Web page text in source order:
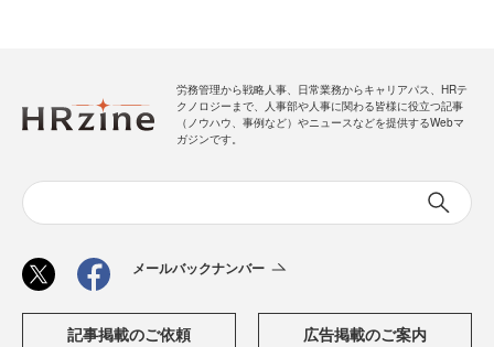
労務管理から戦略人事、日常業務からキャリアパス、HRテ
クノロジーまで、人事部や人事に関わる皆様に役立つ記事
（ノウハウ、事例など）やニュースなどを提供するWebマ
ガジンです。
メールバックナンバー
記事掲載のご依頼 広告掲載のご案内